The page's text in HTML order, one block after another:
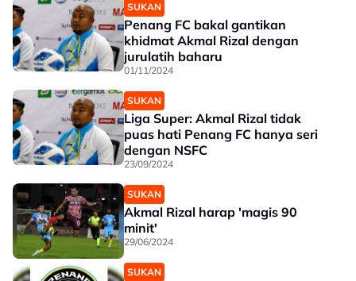
SUKAN
Penang FC bakal gantikan
khidmat Akmal Rizal dengan
jurulatih baharu
01/11/2024
SUKAN
Liga Super: Akmal Rizal tidak
puas hati Penang FC hanya seri
dengan NSFC
23/09/2024
SUKAN
Akmal Rizal harap 'magis 90
minit'
29/06/2024
SUKAN